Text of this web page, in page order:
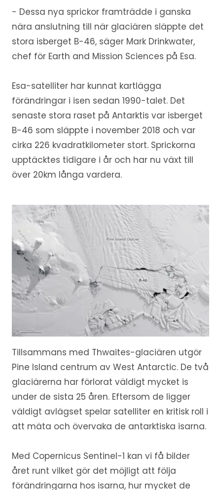
- Dessa nya sprickor framträdde i ganska
nära anslutning till när glaciären släppte det
stora isberget B-46, säger Mark Drinkwater,
chef för Earth and Mission Sciences på Esa.
Esa-satelliter har kunnat kartlägga
förändringar i isen sedan 1990-talet. Det
senaste stora raset på Antarktis var isberget
B-46 som släppte i november 2018 och var
cirka 226 kvadratkilometer stort. Sprickorna
upptäcktes tidigare i år och har nu växt till
över 20km långa vardera.
Tillsammans med Thwaites-glaciären utgör
Pine Island centrum av West Antarctic. De två
glaciärerna har förlorat väldigt mycket is
under de sista 25 åren. Eftersom de ligger
väldigt avlägset spelar satelliter en kritisk roll i
att mäta och övervaka de antarktiska isarna.
Med Copernicus Sentinel-1 kan vi få bilder
året runt vilket gör det möjligt att följa
förändringarna hos isarna, hur mycket de